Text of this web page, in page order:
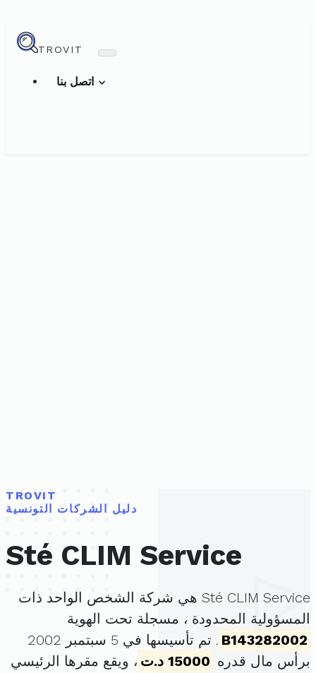
TROVIT
TROVIT
دليل الشركات التونسية
Sté CLIM Service
Sté CLIM Service هي شركة الشخص الواحد ذات
المسؤولية المحدودة ، مسجلة تحت الهوية
B143282002
. تم تأسيسها في 5 سبتمبر 2002
برأس مال قدره 15000 د.ت
، ويقع مقرها الرئيسي